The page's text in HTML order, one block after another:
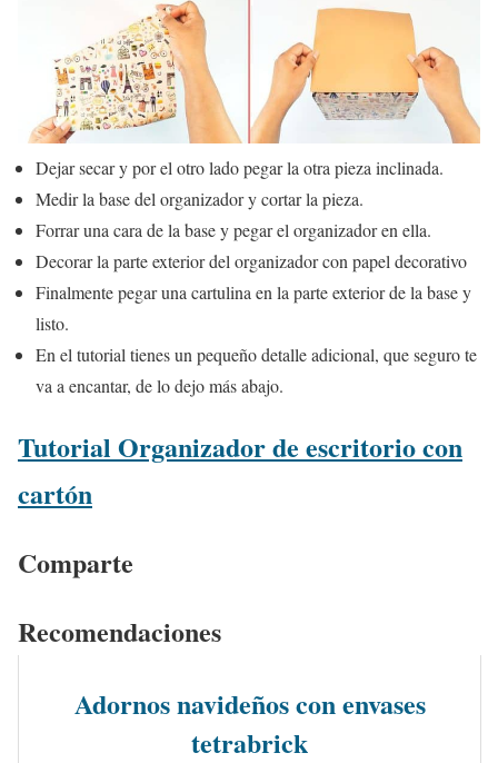
Dejar secar y por el otro lado pegar la otra pieza inclinada.
Medir la base del organizador y cortar la pieza.
Forrar una cara de la base y pegar el organizador en ella.
Decorar la parte exterior del organizador con papel decorativo
Finalmente pegar una cartulina en la parte exterior de la base y
listo.
En el tutorial tienes un pequeño detalle adicional, que seguro te
va a encantar, de lo dejo más abajo.
Tutorial Organizador de escritorio con
cartón
Comparte
Recomendaciones
Adornos navideños con envases
tetrabrick